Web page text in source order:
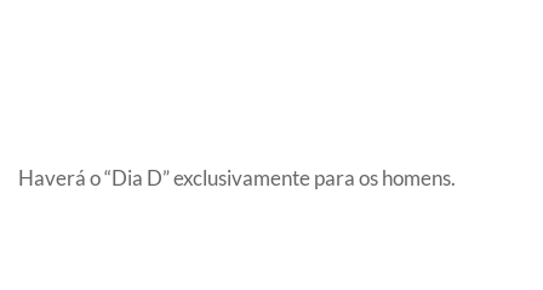
Haverá o “Dia D” exclusivamente para os homens.